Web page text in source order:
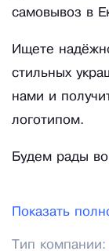
самовывоз в
Ищете
стильных
нами и
логотипом.
Будем рады
Показать
Тип компании: